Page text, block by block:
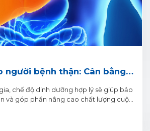
người bệnh thận: Cân bằng
thiện sức khỏe
chế độ dinh dưỡng hợp lý sẽ giúp bảo
và góp phần nâng cao chất lượng cuộc
dùng thực phẩm như thế nào… để làm